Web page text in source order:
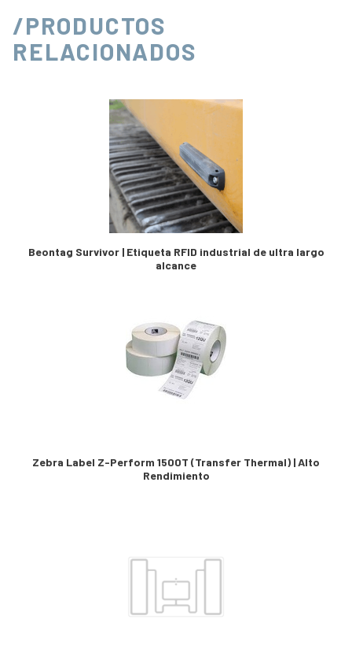
/PRODUCTOS
RELACIONADOS
Beontag Survivor | Etiqueta RFID industrial de ultra largo
alcance
Zebra Label Z-Perform 1500T (Transfer Thermal) | Alto
Rendimiento